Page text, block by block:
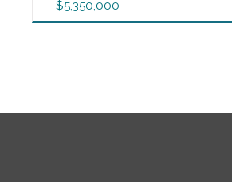
$5,350,000